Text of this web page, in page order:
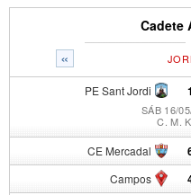
Cadete
«
PE Sant Jordi 1
SÁB 16/
C. M.
CE Mercadal
Campos